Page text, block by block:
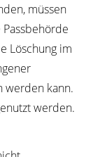
müssen
Löschung im
werden kann.
werden.